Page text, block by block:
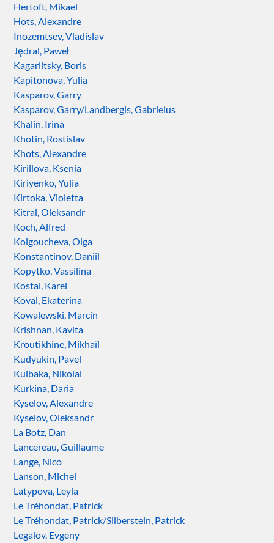
Hertoft, Mikael
Hots, Alexandre
Inozemtsev, Vladislav
Jędral, Paweł
Kagarlitsky, Boris
Kapitonova, Yulia
Kasparov, Garry
Kasparov, Garry/Landbergis, Gabrielus
Khalin, Irina
Khotin, Rostislav
Khots, Alexandre
Kirillova, Ksenia
Kiriyenko, Yulia
Kirtoka, Violetta
Kitral, Oleksandr
Koch, Alfred
Kolgoucheva, Olga
Konstantinov, Daniil
Kopytko, Vassilina
Kostal, Karel
Koval, Ekaterina
Kowalewski, Marcin
Krishnan, Kavita
Kroutikhine, Mikhaïl
Kudyukin, Pavel
Kulbaka, Nikolai
Kurkina, Daria
Kyselov, Alexandre
Kyselov, Oleksandr
La Botz, Dan
Lancereau, Guillaume
Lange, Nico
Lanson, Michel
Latypova, Leyla
Le Tréhondat, Patrick
Le Tréhondat, Patrick/Silberstein, Patrick
Legalov, Evgeny